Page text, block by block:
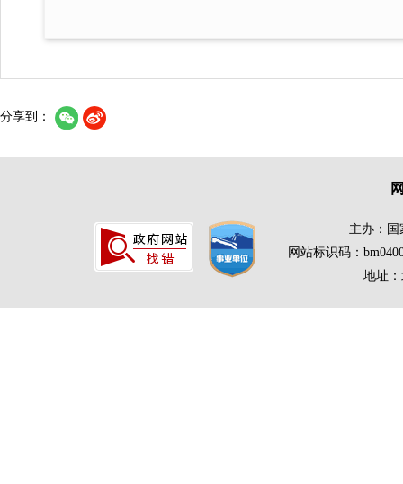
分享到：
主办：
网站标识码：
地址